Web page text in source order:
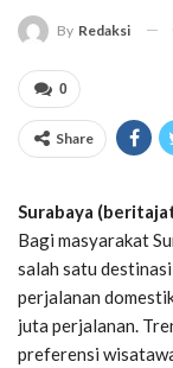
By Redaksi
0
Share
Surabaya
Bagi masyarakat
salah satu
perjalanan
juta perjalanan.
preferensi